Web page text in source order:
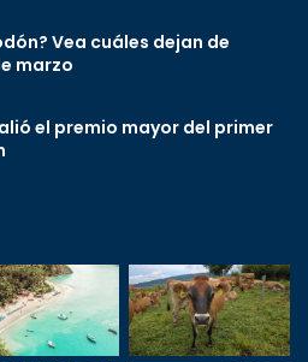
Vea cuáles dejan de
marzo
el premio mayor del primer